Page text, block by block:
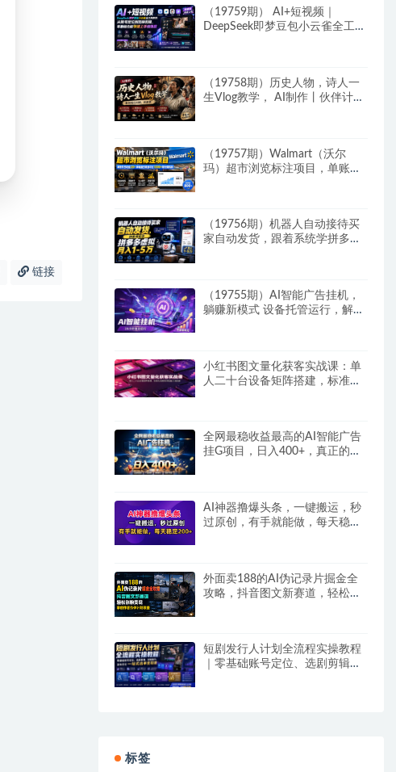
链接
（19759期） AI+短视频｜
DeepSeek即梦豆包小云雀全工具
（19758期）历史人物，诗人一
生Vlog教学， AI制作丨伙伴计划
（19757期）Walmart（沃尔
玛）超市浏览标注项目，单账号
（19756期）机器人自动接待买
家自动发货，跟着系统学拼多多
（19755期）AI智能广告挂机，
躺赚新模式 设备托管运行，解放
小红书图文量化获客实战课：单
人二十台设备矩阵搭建，标准化
全网最稳收益最高的AI智能广告
挂G项目，日入400+，真正的躺
AI神器撸爆头条，一键搬运，秒
过原创，有手就能做，每天稳定
外面卖188的AI伪记录片掘金全
攻略，抖音图文新赛道，轻松涨
短剧发行人计划全流程实操教程
｜零基础账号定位、选剧剪辑、
标签